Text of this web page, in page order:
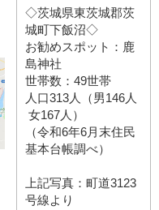
◇茨城県東茨城郡茨
城町下飯沼◇
お勧めスポット：鹿
島神社
世帯数：49世帯
人口313人（男146人
女167人）
（令和6年6月末住民
基本台帳調べ）
上記写真：町道3123
号線より